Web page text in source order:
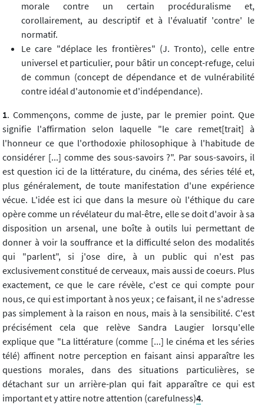
morale contre un certain procéduralisme et,
corollairement, au descriptif et à l'évaluatif 'contre' le
normatif.
Le care "déplace les frontières" (J. Tronto), celle entre
universel et particulier, pour bâtir un concept-refuge, celui
de commun (concept de dépendance et de vulnérabilité
contre idéal d'autonomie et d'indépendance).
1. Commençons, comme de juste, par le premier point. Que
signifie l'affirmation selon laquelle "le care remet[trait] à
l'honneur ce que l'orthodoxie philosophique à l'habitude de
considérer [...] comme des sous-savoirs ?". Par sous-savoirs, il
est question ici de la littérature, du cinéma, des séries télé et,
plus généralement, de toute manifestation d'une expérience
vécue. L'idée est ici que dans la mesure où l'éthique du care
opère comme un révélateur du mal-être, elle se doit d'avoir à sa
disposition un arsenal, une boîte à outils lui permettant de
donner à voir la souffrance et la difficulté selon des modalités
qui "parlent", si j'ose dire, à un public qui n'est pas
exclusivement constitué de cerveaux, mais aussi de coeurs. Plus
exactement, ce que le care révèle, c'est ce qui compte pour
nous, ce qui est important à nos yeux ; ce faisant, il ne s'adresse
pas simplement à la raison en nous, mais à la sensibilité. C'est
précisément cela que relève Sandra Laugier lorsqu'elle
explique que "La littérature (comme [...] le cinéma et les séries
télé) affinent notre perception en faisant ainsi apparaître les
questions morales, dans des situations particulières, se
détachant sur un arrière-plan qui fait apparaître ce qui est
important et y attire notre attention (carefulness)4.